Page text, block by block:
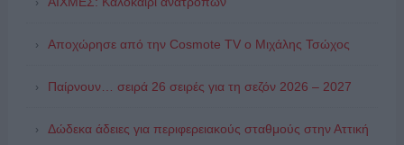
Αποχώρησε από την Cosmote TV o Μιχάλης Τσώχος
Παίρνουν… σειρά 26 σειρές για τη σεζόν 2026 – 2027
Δώδεκα άδειες για περιφερειακούς σταθμούς στην Αττική